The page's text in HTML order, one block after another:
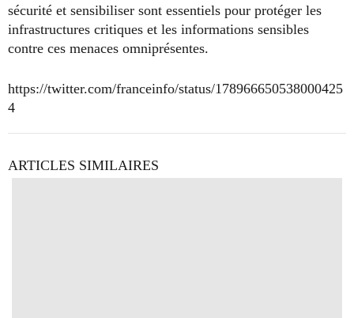
sécurité et sensibiliser sont essentiels pour protéger les
infrastructures critiques et les informations sensibles
contre ces menaces omniprésentes.
https://twitter.com/franceinfo/status/178966650538000425
4
ARTICLES SIMILAIRES